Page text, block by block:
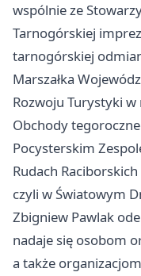
wspólnie ze
Tarnogórskiej
tarnogórskiej
Marszałka
Rozwoju Turystyki
Obchody
Pocysterskim
Rudach
czyli w Światowym
Zbigniew Pawlak
nadaje się osobom
a także